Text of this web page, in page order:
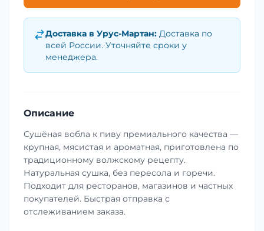
Доставка в Урус-Мартан: Доставка по
всей России. Уточняйте сроки у
менеджера.
Описание
Сушёная вобла к пиву премиального качества —
крупная, мясистая и ароматная, приготовлена по
традиционному волжскому рецепту.
Натуральная сушка, без пересола и горечи.
Подходит для ресторанов, магазинов и частных
покупателей. Быстрая отправка с
отслеживанием заказа.